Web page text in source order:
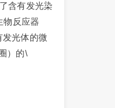
含有发光染
物反应器
光体的微
）的\